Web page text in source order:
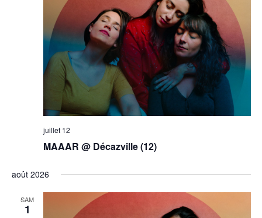
juillet 12
MAAAR @ Décazville (12)
août 2026
SAM
1